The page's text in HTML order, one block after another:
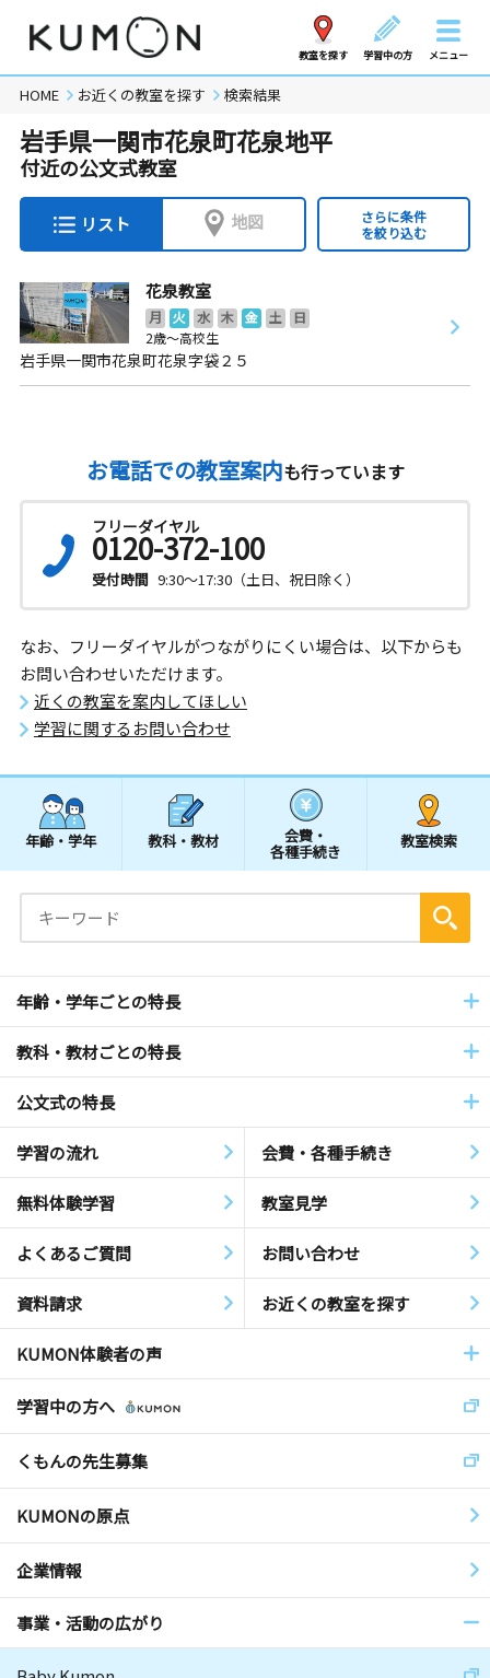
教室を探す 学習中の方 メニュー
HOME お近くの教室を探す 検索結果
岩手県一関市花泉町花泉地平
付近の公文式教室
リスト 地図
さらに条件
を絞り込む
花泉教室
月 火 水 木 金 土
日
2歳～高校生
岩手県一関市花泉町花泉字袋２５
お電話での教室案内も行っています
フリーダイヤル
0120-372-100
受付時間 9:30～17:30（土日、祝日除く）
なお、フリーダイヤルがつながりにくい場合は、以下からも
お問い合わせいただけます。
近くの教室を案内してほしい
学習に関するお問い合わせ
年齢・学年 教科・教材 会費・
各種手続き
教室検索
年齢・学年ごとの特長
教科・教材ごとの特長
公文式の特長
学習の流れ 会費・各種手続き
無料体験学習 教室見学
よくあるご質問 お問い合わせ
資料請求 お近くの教室を探す
KUMON体験者の声
学習中の方へ
くもんの先生募集
KUMONの原点
企業情報
事業・活動の広がり